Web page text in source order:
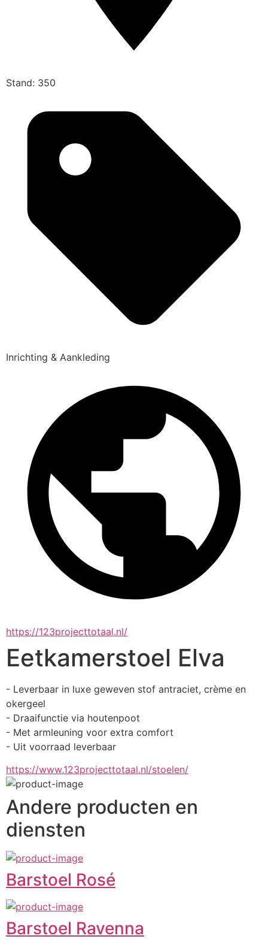
Stand: 350
Inrichting & Aankleding
https://123projecttotaal.nl/
Eetkamerstoel Elva
- Leverbaar in luxe geweven stof antraciet, crème en
okergeel
- Draaifunctie via houtenpoot
- Met armleuning voor extra comfort
- Uit voorraad leverbaar
https://www.123projecttotaal.nl/stoelen/
Andere producten en
diensten
Barstoel Rosé
Barstoel Ravenna